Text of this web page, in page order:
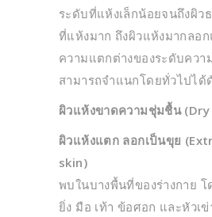
ระดับที่แห้งเล็กน้อยจนถึงผิว
ที่แห้งมาก ถึงผิวแห้งมากลอ
ความแตกต่างของระดับควา
สามารถจำแนกโดยทั่วไปได้
ผิวแห้งขาดความชุ่มชื้น (Dry
ผิวแห้งแตก ลอกเป็นขุย
skin)
พบในบางพื้นที่ของร่างกาย โ
ยิ่ง มือ เท้า ข้อศอก และหัวเ